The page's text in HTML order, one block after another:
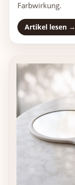
Farbwirkung.
Artikel lesen →